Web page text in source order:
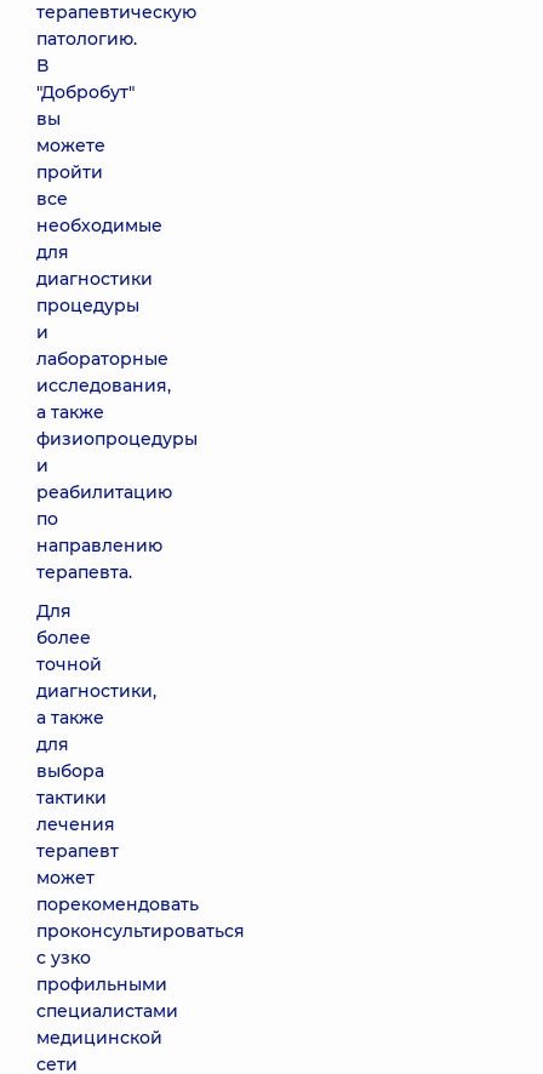
терапевтическую
патологию.
В
"Добробут"
вы
можете
пройти
все
необходимые
для
диагностики
процедуры
и
лабораторные
исследования,
а также
физиопроцедуры
и
реабилитацию
по
направлению
терапевта.
Для
более
точной
диагностики,
а также
для
выбора
тактики
лечения
терапевт
может
порекомендовать
проконсультироваться
с узко
профильными
специалистами
медицинской
сети